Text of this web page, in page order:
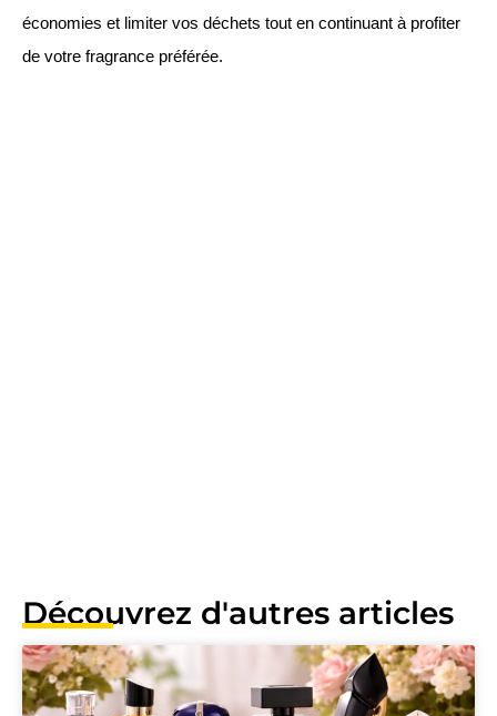
économies et limiter vos déchets tout en continuant à profiter
de votre fragrance préférée.
Découvrez d'autres articles